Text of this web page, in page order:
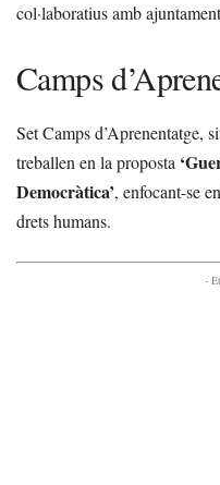
col·laboratius amb
Camps
Set Camps d’Aprenentatge,
treballen en la proposta
Democràtica’, enfocant-se
drets humans.
-